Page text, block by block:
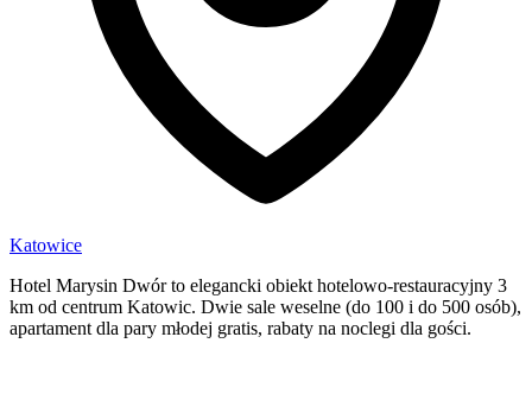
Katowice
Hotel Marysin Dwór to elegancki obiekt hotelowo-restauracyjny 3
km od centrum Katowic. Dwie sale weselne (do 100 i do 500 osób),
apartament dla pary młodej gratis, rabaty na noclegi dla gości.